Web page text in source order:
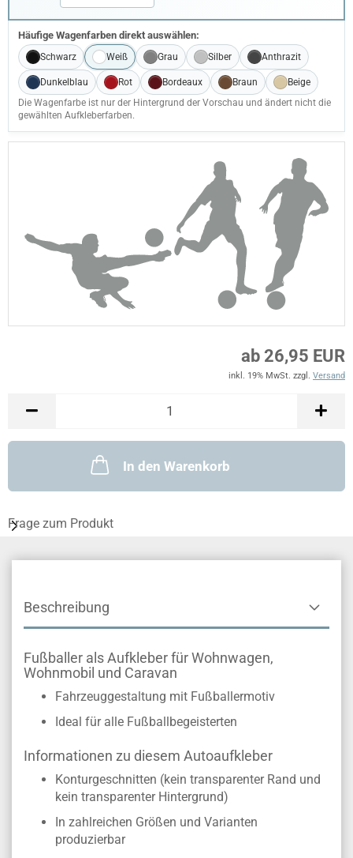
Häufige Wagenfarben direkt auswählen:
Schwarz Weiß Grau Silber Anthrazit
Dunkelblau Rot Bordeaux Braun
Beige
Die Wagenfarbe ist nur der Hintergrund der Vorschau und ändert nicht die
gewählten Aufkleberfarben.
ab 26,95 EUR
inkl. 19% MwSt. zzgl. Versand
In den Warenkorb
Frage zum Produkt
Beschreibung
Fußballer als Aufkleber für Wohnwagen,
Wohnmobil und Caravan
Fahrzeuggestaltung mit Fußballermotiv
Ideal für alle Fußballbegeisterten
Informationen zu diesem Autoaufkleber
Konturgeschnitten (kein transparenter Rand und
kein transparenter Hintergrund)
In zahlreichen Größen und Varianten
produzierbar